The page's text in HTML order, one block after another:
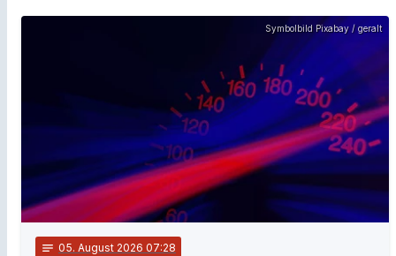
Symbolbild Pixabay / geralt
notes 05. August 2026 07:28